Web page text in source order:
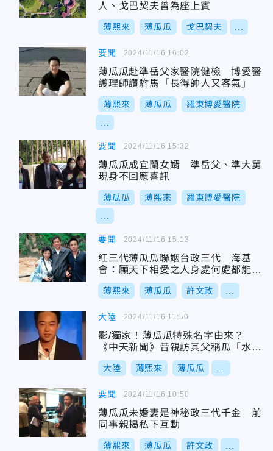
人、戈巴契夫曾為座上賓
薄熙來 薄瓜瓜 戈巴契夫
要聞
薄瓜瓜赴準岳父家醫院健檢 博愛醫
護理師讚駙馬「長得帥人又客氣」
薄熙來 薄瓜瓜 羅東博愛醫院
2024/11/16 16:02
要聞
薄瓜瓜成宜蘭女婿 準岳父、準大舅
現身不回應喜訊
薄瓜瓜 薄熙來 羅東博愛醫院
2024/11/16 15:32
要聞
紅三代薄瓜瓜聯姻台政三代 海基
會：願天下相愛之人身處何處都能幸
福
薄熙來 薄瓜瓜 許文政
2024/11/16 15:13
大陸
影/獨家！薄瓜瓜特殊名字由來？
《中天新聞》昔親訪其父稱瓜「水份
多」
大陸 薄熙來 薄瓜瓜
2024/11/16 11:50
要聞
薄瓜瓜未婚妻是神秘政三代千金 前
同事親揭私下互動
薄熙來 薄瓜瓜 許文政
2024/11/16 10:50